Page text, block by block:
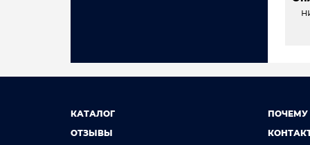
КАТАЛОГ
ОТЗЫВЫ